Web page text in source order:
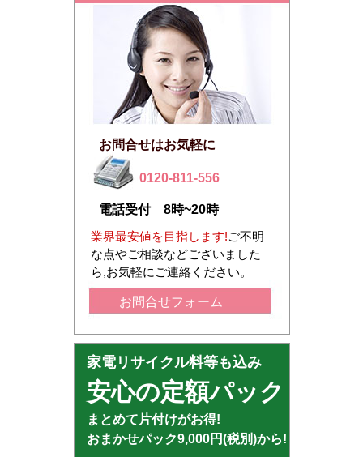
お問合せはお気軽に
0120-811-556
電話受付 8時~20時
業界最安値を目指します!ご不明
な点やご相談などございました
ら,お気軽にご連絡ください。
お問合せフォーム
家電リサイクル料等も込み
安心の定額パック
まとめて片付けがお得!
おまかせパック9,000円(税別)から!